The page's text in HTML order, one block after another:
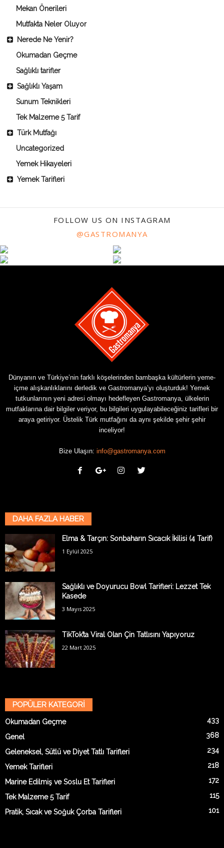
Mekan Önerileri
Mutfakta Neler Oluyor
Nerede Ne Yenir?
Okumadan Geçme
Sağlıklı tarifler
Sağlıklı Yaşam
Sunum Teknikleri
Tek Malzeme 5 Tarif
Türk Mutfağı
Uncategorized
Yemek Hikayeleri
Yemek Tarifleri
FOLLOW US ON INSTAGRAM
@GASTROMANYA
Dünyanın ve Türkiye’nin farklı köşelerinden bambaşka kültürlerin yeme-
içme alışkanlıklarını derledik ve Gastromanya’yı oluşturduk! Yemek
tutkunlarının yeni adresi olmayı hedefleyen Gastromanya, ülkelerin
mutfaklarına dair bilgiler veriyor, bu bilgileri uygulayabileceğiniz tarifleri bir
araya getiriyor. Üstelik Türk mutfağını da aynı şekilde şehir şehir
inceliyor!
Bize Ulaşın: info@gastromanya.com
DAHA FAZLA HABER
Elma & Tarçın: Sonbaharın Sıcacık İkilisi (4 Tarif)
1 Eylül 2025
Sağlıklı ve Doyurucu Bowl Tarifleri: Lezzet Tek
Kasede
3 Mayıs 2025
TikTok’ta Viral Olan Çin Tatlısını Yapıyoruz
22 Mart 2025
POPÜLER KATEGORİ
Okumadan Geçme 433
Genel 368
Geleneksel, Sütlü ve Diyet Tatlı Tarifleri 234
Yemek Tarifleri 218
Marine Edilmiş ve Soslu Et Tarifleri 172
Tek Malzeme 5 Tarif 115
Pratik, Sıcak ve Soğuk Çorba Tarifleri 101